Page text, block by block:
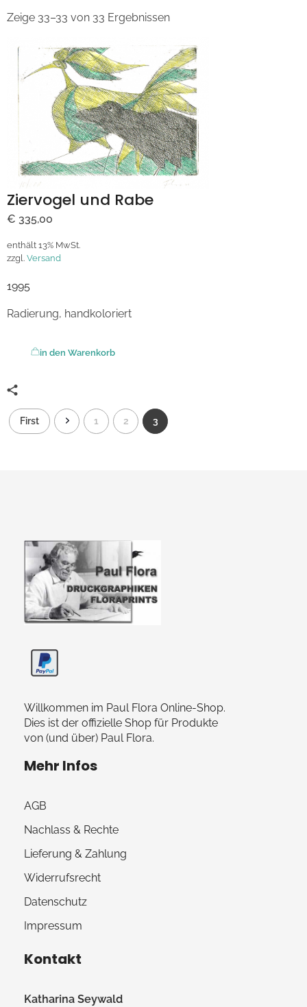
Zeige 33–33 von 33 Ergebnissen
Ziervogel und Rabe
€ 335,00
enthält 13% MwSt.
zzgl. Versand
1995
Radierung, handkoloriert
in den Warenkorb
First 1 2 3
Willkommen im Paul Flora Online-Shop.
Dies ist der offizielle Shop für Produkte
von (und über) Paul Flora.
Mehr Infos
AGB
Nachlass & Rechte
Lieferung & Zahlung
Widerrufsrecht
Datenschutz
Impressum
Kontakt
Katharina Seywald